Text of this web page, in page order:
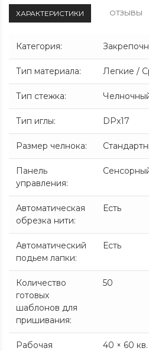
ХАРАКТЕРИСТИКИ ОТЗЫВЫ
Категория:
Тип материала: Легкие /
Тип стежка:
Тип иглы: DPx17
Размер челнока:
Панель
управления:
Автоматическая
обрезка нити:
Есть
Автоматический
подьем лапки:
Есть
Количество
готовых
шаблонов для
пришивания:
50
Рабочая
40 × 60